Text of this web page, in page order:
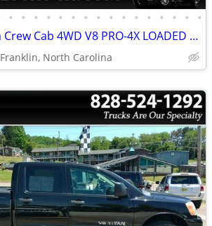
• • • • • • • • • • • • • • • •
2013 Nissan Titan Crew Cab 4WD V8 PRO-4X LOADED *Gray*
Franklin, North Carolina